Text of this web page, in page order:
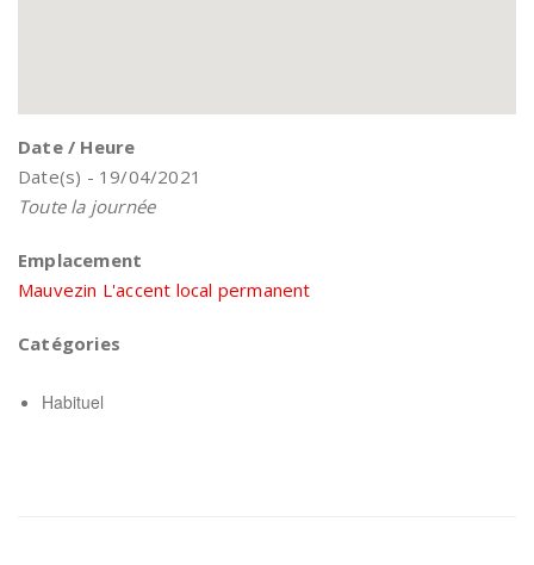
Date / Heure
Date(s) - 19/04/2021
Toute la journée
Emplacement
Mauvezin L'accent local permanent
Catégories
Habituel